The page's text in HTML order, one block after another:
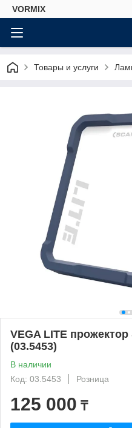
VORMIX
Товары и услуги
VEGA LITE
(03.5453)
В наличии
Код: 03.5453
Розница
125 000 ₸